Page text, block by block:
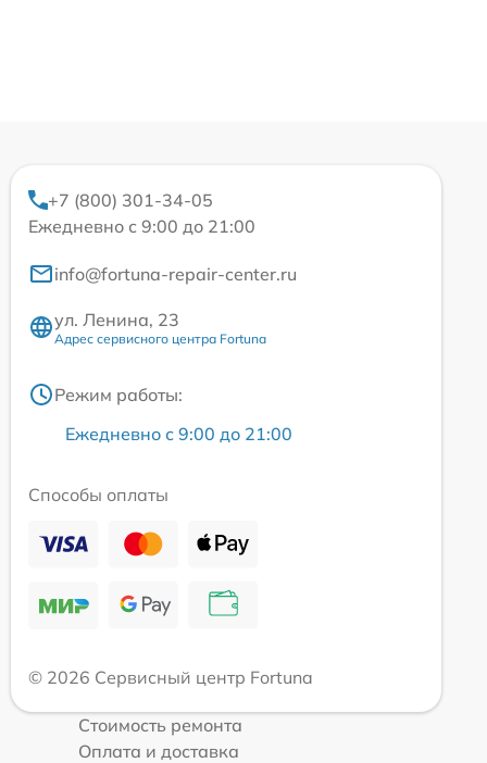
+7 (800) 301-34-05
Ежедневно с 9:00 до 21:00
info@fortuna-repair-center.ru
ул. Ленина, 23
Адрес сервисного центра Fortuna
Режим работы:
Ежедневно с 9:00 до 21:00
Способы оплаты
© 2026 Сервисный центр Fortuna
Стоимость ремонта
Оплата и доставка